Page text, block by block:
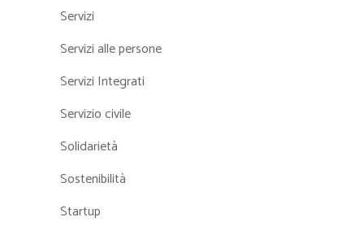
Servizi
Servizi alle persone
Servizi Integrati
Servizio civile
Solidarietà
Sostenibilità
Startup